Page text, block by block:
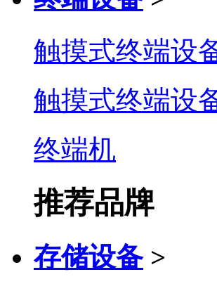
触摸式终端设
触摸式终端设
终端机
推荐品牌
存储设备 >